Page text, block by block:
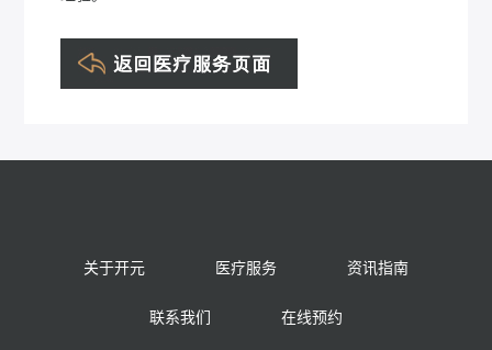
关于开元 医疗服务 资讯指南
联系我们 在线预约